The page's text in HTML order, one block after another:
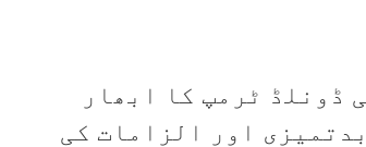
ڈونلڈ ٹرمپ کا ابھار
اور الزامات کی